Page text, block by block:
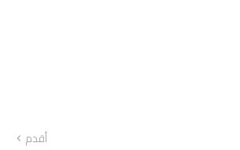
أقدم